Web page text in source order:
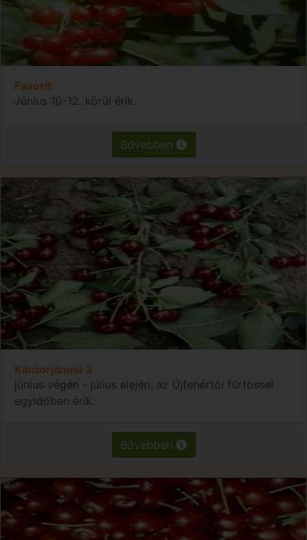
Favorit
Június 10-12. körül érik.
Bővebben
Kántorjánosi 3
június végén - július elején, az Újfehértói fürtössel
egyidőben érik.
Bővebben